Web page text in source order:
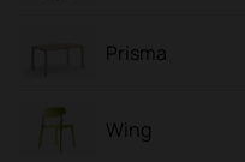
Prisma
Wing